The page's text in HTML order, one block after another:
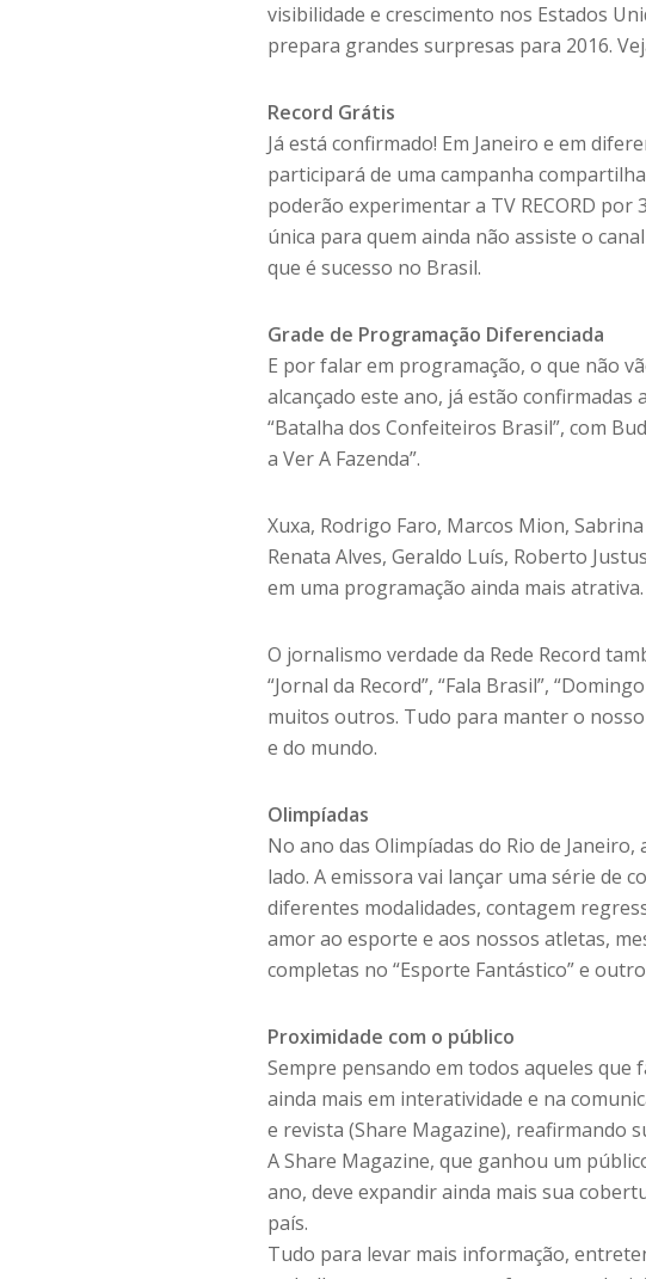
visibilidade e crescimento nos Estados
prepara grandes surpresas para 2016.
Record Grátis
Já está confirmado! Em Janeiro e em
participará de uma campanha
poderão experimentar a TV RECORD
única para quem ainda não assiste o
que é sucesso no Brasil.
Grade de Programação Diferenciada
E por falar em programação, o que não
alcançado este ano, já estão confirmadas
“Batalha dos Confeiteiros Brasil”, com
a Ver A Fazenda”.
Xuxa, Rodrigo Faro, Marcos Mion,
Renata Alves, Geraldo Luís, Roberto
em uma programação ainda mais atrativa.
O jornalismo verdade da Rede Record
“Jornal da Record”, “Fala Brasil”,
muitos outros. Tudo para manter o
e do mundo.
Olimpíadas
No ano das Olimpíadas do Rio de
lado. A emissora vai lançar uma série de
diferentes modalidades, contagem
amor ao esporte e aos nossos atletas,
completas no “Esporte Fantástico” e
Proximidade com o público
Sempre pensando em todos aqueles
ainda mais em interatividade e na
e revista (Share Magazine), reafirmando
A Share Magazine, que ganhou um
ano, deve expandir ainda mais sua
país.
Tudo para levar mais informação,